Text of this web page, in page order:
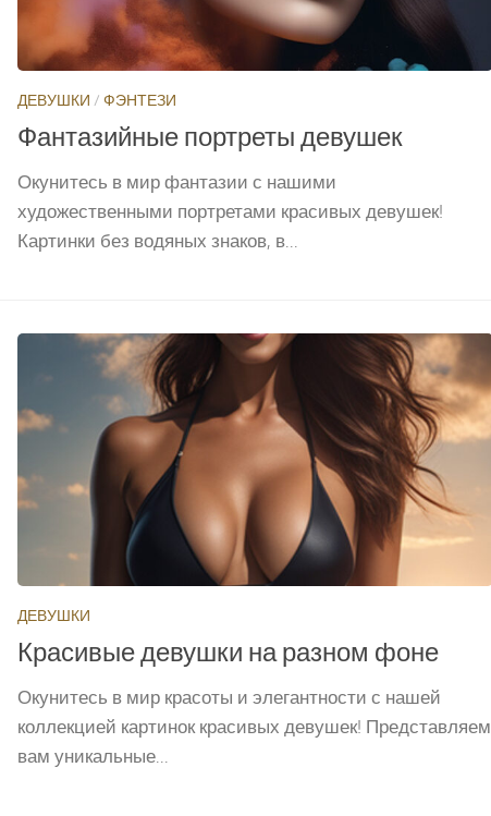
ДЕВУШКИ / ФЭНТЕЗИ
Фантазийные портреты девушек
Окунитесь в мир фантазии с нашими
художественными портретами красивых девушек!
Картинки без водяных знаков, в...
ДЕВУШКИ
Красивые девушки на разном фоне
Окунитесь в мир красоты и элегантности с нашей
коллекцией картинок красивых девушек! Представляем
вам уникальные...